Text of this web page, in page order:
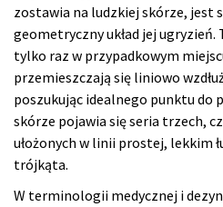
zostawia na ludzkiej skórze, jest
geometryczny układ jej ugryzień.
tylko raz w przypadkowym
przemieszczają się liniowo
poszukując idealnego punktu do
skórze pojawia się seria trzech,
ułożonych w linii prostej, lekkim
trójkąta.
W terminologii medycznej i